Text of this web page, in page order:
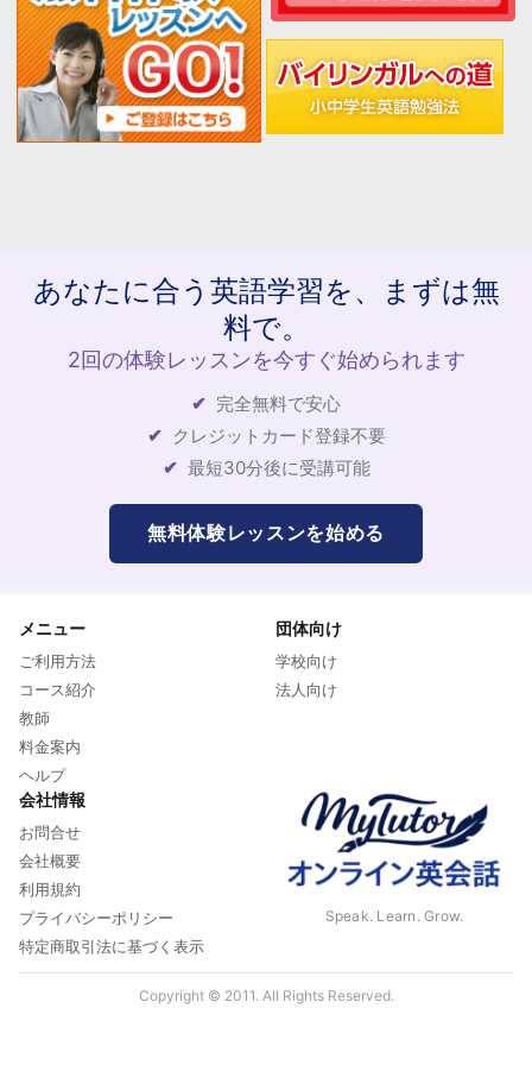
あなたに合う英語学習を、まずは無
料で。
2回の体験レッスンを今すぐ始められます
完全無料で安心
クレジットカード登録不要
最短30分後に受講可能
無料体験レッスンを始める
メニュー
ご利用方法
コース紹介
教師
料金案内
ヘルプ
団体向け
学校向け
法人向け
会社情報
お問合せ
会社概要
利用規約
プライバシーポリシー
特定商取引法に基づく表示
Speak. Learn. Grow.
Copyright © 2011. All Rights Reserved.